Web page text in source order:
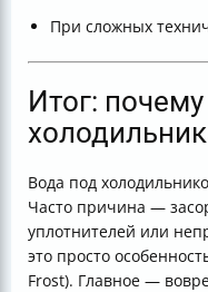
При сложных
Итог:
Вода под
Часто причина —
уплотнителей или
это просто
Frost). Главное —